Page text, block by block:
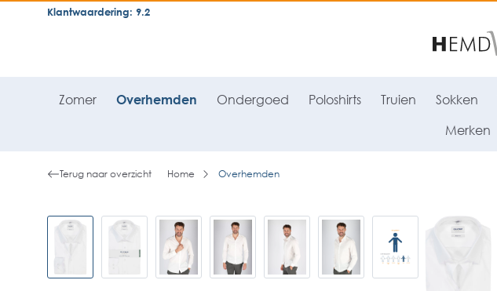
general.skipToNavigation
Klantwaardering: 9.2
Zomer Overhemden Ondergoed Poloshirts Truien Sokken
Merken
Terug naar overzicht Home Overhemden